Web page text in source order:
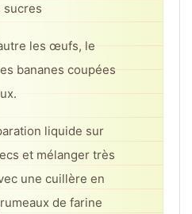
sucres
les œufs, le
bananes coupées
liquide sur
et mélanger très
une cuillère en
de farine